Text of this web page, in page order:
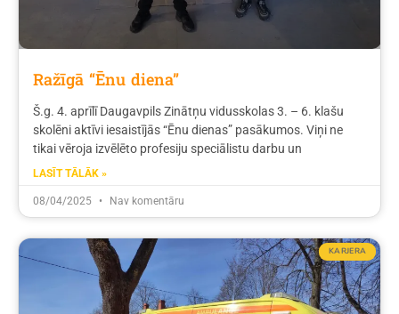
Ražīgā “Ēnu diena”
Š.g. 4. aprīlī Daugavpils Zinātņu vidusskolas 3. – 6. klašu
skolēni aktīvi iesaistījās “Ēnu dienas” pasākumos. Viņi ne
tikai vēroja izvēlēto profesiju speciālistu darbu un
LASĪT TĀLĀK »
08/04/2025 Nav komentāru
KARJERA